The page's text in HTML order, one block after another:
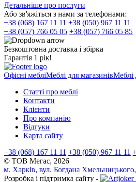
Детальніше про послуги
Або зв'яжіться з нами за телефонами:
+38 (068) 167 11 11 +38 (050) 967 11 11
+38 (057) 766 05 05 +38 (057) 766 05 85
Безкоштовна доставка і збірка
Гарантія 1 рік!
Офісні мебліМеблі для магазинівМеблі
Статті про меблі
Контакти
Клієнти
Про компанію
Відгуки
Карта сайту
+38 (068) 167 11 11 +38 (050) 967 11 11
© ТОВ Мегас, 2026
м. Харків, вул. Богдана
Розробка і підтримка сайту -